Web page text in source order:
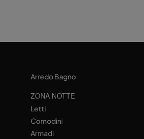
Arredo Bagno
ZONA NOTTE
Letti
Comodini
Armadi